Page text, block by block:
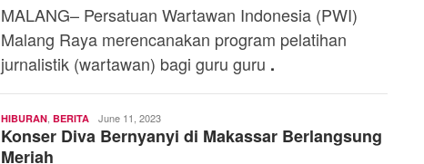
MALANG– Persatuan Wartawan Indonesia (PWI)
Malang Raya merencanakan program pelatihan
jurnalistik (wartawan) bagi guru guru .
HIBURAN BERITA Andi
Mardana
June 11, 2023
Konser Diva Bernyanyi di Makassar Berlangsung
Meriah